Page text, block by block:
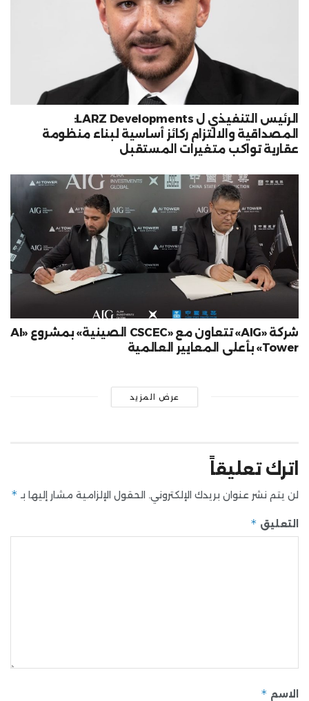
الرئيس التنفيذي ل LARZ Developments:
المصداقية والالتزام ركائز أساسية لبناء منظومة
عقارية تواكب متغيرات المستقبل
شركة «AIG» تتعاون مع «CSCEC الصينية» بمشروع «AI
Tower» بأعلى المعايير العالمية
عرض المزيد
اترك تعليقاً
لن يتم نشر عنوان بريدك الإلكتروني. الحقول الإلزامية مشار إليها بـ *
التعليق *
الاسم *